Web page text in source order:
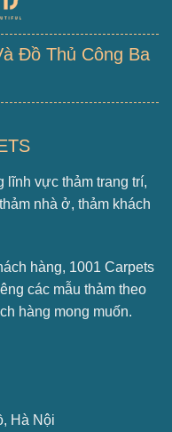
Đồ Thủ Công Ba
lĩnh vực thảm trang trí,
nhà ở, thảm khách
hàng, 1001 Carpets
các mẫu thảm theo
hàng mong muốn.
Hà Nội